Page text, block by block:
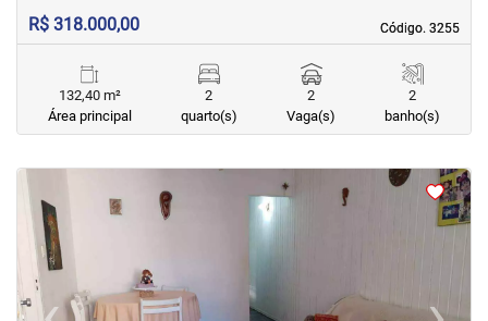
Código. 3255
Código. 3255
R$ 318.000,00
132,40 m²
Área principal
2
quarto(s)
2
Vaga(s)
2
banho(s)
<